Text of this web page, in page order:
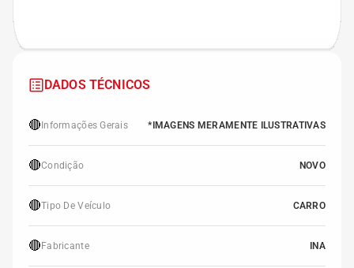
DADOS TÉCNICOS
🔴 Informações Gerais *IMAGENS MERAMENTE ILUSTRATIVAS
🔴Condição NOVO
🔴Tipo De Veículo CARRO
🔴 Fabricante INA